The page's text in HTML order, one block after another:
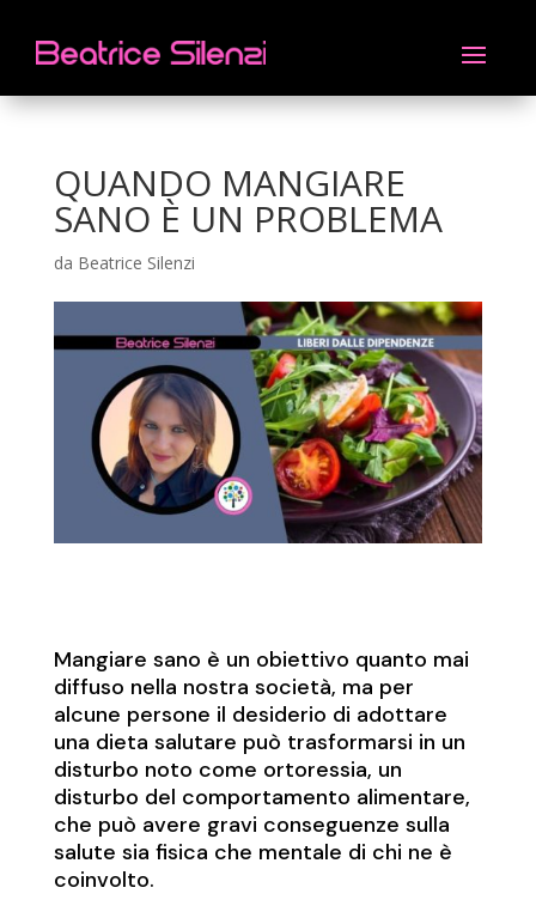
QUANDO MANGIARE
SANO È UN PROBLEMA
da Beatrice Silenzi
Mangiare sano è un obiettivo quanto mai
diffuso nella nostra società, ma per
alcune persone il desiderio di adottare
una dieta salutare può trasformarsi in un
disturbo noto come ortoressia, un
disturbo del comportamento alimentare,
che può avere gravi conseguenze sulla
salute sia fisica che mentale di chi ne è
coinvolto.